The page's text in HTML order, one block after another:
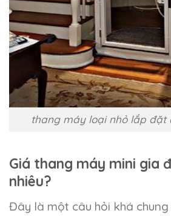
thang máy loại nhỏ lắp đặt
Giá thang máy mini gia
nhiêu?
Đây là một câu hỏi khá chung